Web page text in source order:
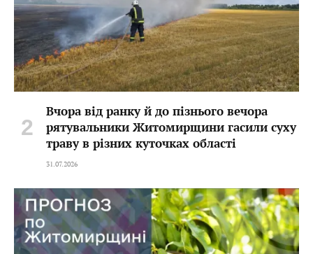
Вчора від ранку й до пізнього вечора
рятувальники Житомирщини гасили суху
траву в різних куточках області
31.07.2026